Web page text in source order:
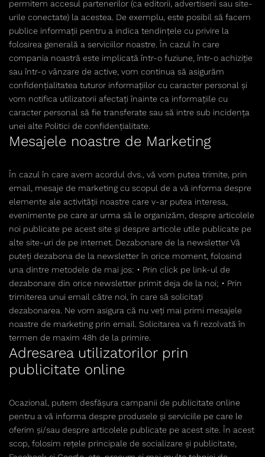
permitem accesul partenerilor (ca editorii, advertiserii sau site-
urile conectate) la acestea. De exemplu, este posibil să facem
publice informații pentru a indica tendințele cu privire la
folosirea generală a serviciilor noastre. În cazul în care
compania noastră este implicată într-o fuziune, într-o achiziţie
sau într-o vânzare de active, vom continua să asigurăm
confidenţialitatea tuturor informaţiilor cu caracter personal şi
vom notifica utilizatorii afectaţi înainte ca informaţiile cu
caracter personal să fie transferate sau să intre sub incidenţa
unei alte Politici de confidenţialitate.
Mesajele noastre de Marketing
În cazul în care avem acordul dvs., vă vom putea trimite, prin
email, mesaje de marketing cu scopul de a vă informa despre
elemente ale activității noastre care v-ar putea interesa,
evenimente pe care ar urma să le organizăm, despre articolele
noi publicate pe acest site și despre articole utile publicate pe
alte site-uri de pe internet. Dezabonare de la newsletter Vă
puteți dezabona de la newsletter în orice moment, folosind
una dintre metodele de mai jos: • Prin click pe link-ul de
dezabonare din orice newsletter primit deja de la noi; • Prin
trimiterea unui email către noi, în care să solicitați
dezabonarea. Ne vom asigura că nu veți mai primi mesajele
noastre de marketing prin email. Solicitarea va fi rezolvată în
termen de maxim 48h de la primire.
Adresarea utilizatorilor prin
publicitate online
Ocazional, putem desfășura campanii de publicitate online
pentru a vă informa despre produsele și serviciile pe care le
oferim și/sau despre articolele publicate pe acest site. În acest
scop, folosim rețele principale de socializare și publicitate,